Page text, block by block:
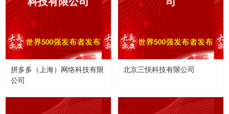
拼多多（上海）网络科技有限
公司
北京三快科技有限公司